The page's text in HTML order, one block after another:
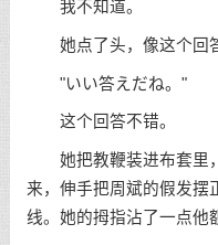
我不知道。
她点了头，像这个回答
"いい答えだね。"
这个回答不错。
她把教鞭装进布套里
来，伸手把周斌的假发
线。她的拇指沾了一点他